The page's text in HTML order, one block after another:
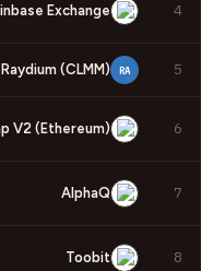
4
Exchange
5
RA
Raydium (CLMM)
6
V2 (Ethereum)
7
AlphaQ
8
Toobit